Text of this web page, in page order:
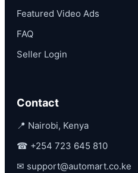
Featured Video Ads
FAQ
Seller Login
Contact
📍 Nairobi, Kenya
☎ +254 723 645 810
✉ support@automart.co.ke